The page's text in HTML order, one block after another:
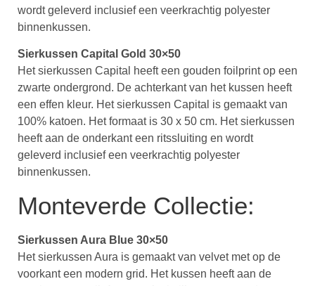
wordt geleverd inclusief een veerkrachtig polyester
binnenkussen.
Sierkussen Capital Gold 30×50
Het sierkussen Capital heeft een gouden foilprint op een
zwarte ondergrond. De achterkant van het kussen heeft
een effen kleur. Het sierkussen Capital is gemaakt van
100% katoen. Het formaat is 30 x 50 cm. Het sierkussen
heeft aan de onderkant een ritssluiting en wordt
geleverd inclusief een veerkrachtig polyester
binnenkussen.
Monteverde Collectie:
Sierkussen Aura Blue 30×50
Het sierkussen Aura is gemaakt van velvet met op de
voorkant een modern grid. Het kussen heeft aan de